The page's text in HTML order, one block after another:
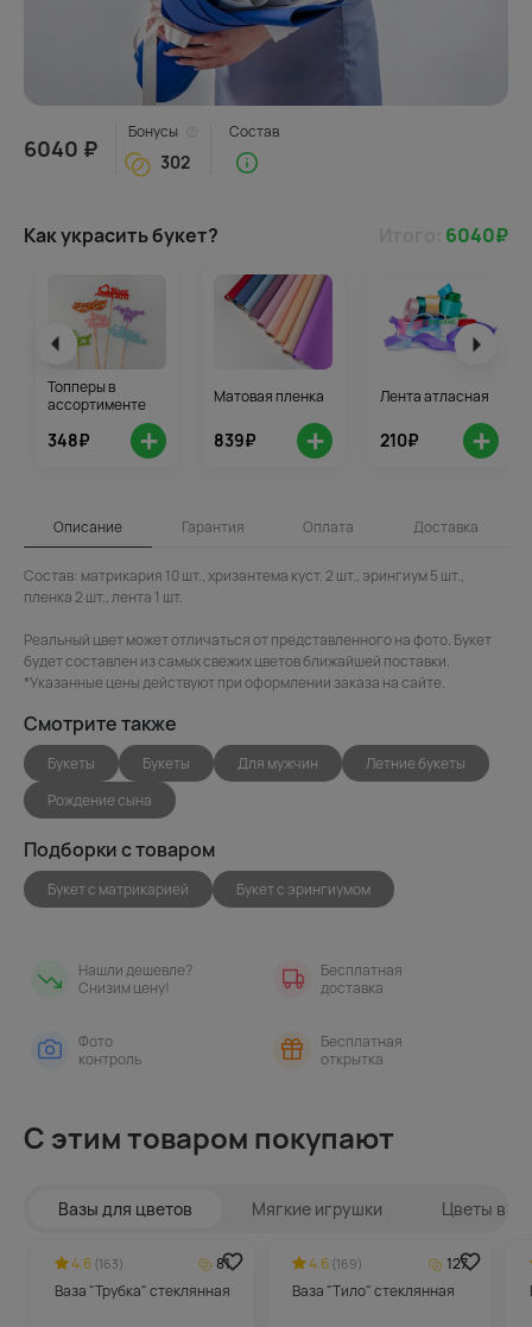
6040 ₽
Бонусы
302
Состав
Как украсить букет? 6040₽
Топперы в
ассортименте
348₽ +
Матовая пленка
839₽ +
Лента атласная
210₽ +
Описание Гарантия Оплата Доставка
Состав: матрикария 10 шт., хризантема куст. 2 шт., эрингиум 5 шт.,
пленка 2 шт., лента 1 шт.
Реальный цвет может отличаться от представленного на фото. Букет
будет составлен из самых свежих цветов ближайшей поставки.
*Указанные цены действуют при оформлении заказа на сайте.
Смотрите также
Букеты Букеты Для мужчин
Летние букеты
Рождение сына
Подборки с товаром
Букет с матрикарией Букет с эрингиумом
Нашли дешевле?
Снизим цену!
Бесплатная
доставка
Фото
контроль
Бесплатная
открытка
С этим товаром покупают
Вазы для цветов Мягкие игрушки Цветы в
4.6 (163)
81
Ваза "Трубка" стеклянная
4.6 (169)
127
Ваза "Тило" стеклянная